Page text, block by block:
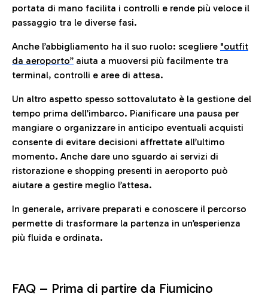
portata di mano facilita i controlli e rende più veloce il
passaggio tra le diverse fasi.
Anche l’abbigliamento ha il suo ruolo: scegliere "outfit
da aeroporto” aiuta a muoversi più facilmente tra
terminal, controlli e aree di attesa.
Un altro aspetto spesso sottovalutato è la gestione del
tempo prima dell’imbarco. Pianificare una pausa per
mangiare o organizzare in anticipo eventuali acquisti
consente di evitare decisioni affrettate all’ultimo
momento. Anche dare uno sguardo ai servizi di
ristorazione e shopping presenti in aeroporto può
aiutare a gestire meglio l’attesa.
In generale, arrivare preparati e conoscere il percorso
permette di trasformare la partenza in un’esperienza
più fluida e ordinata.
FAQ – Prima di partire da Fiumicino